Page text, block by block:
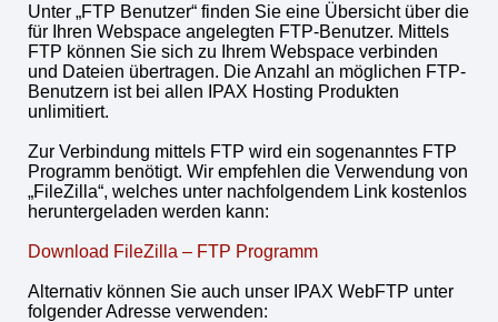
Unter „FTP Benutzer“ finden Sie eine Übersicht über die
für Ihren Webspace angelegten FTP-Benutzer. Mittels
FTP können Sie sich zu Ihrem Webspace verbinden
und Dateien übertragen. Die Anzahl an möglichen FTP-
Benutzern ist bei allen IPAX Hosting Produkten
unlimitiert.
Zur Verbindung mittels FTP wird ein sogenanntes FTP
Programm benötigt. Wir empfehlen die Verwendung von
„FileZilla“, welches unter nachfolgendem Link kostenlos
heruntergeladen werden kann:
Download FileZilla – FTP Programm
Alternativ können Sie auch unser IPAX WebFTP unter
folgender Adresse verwenden: